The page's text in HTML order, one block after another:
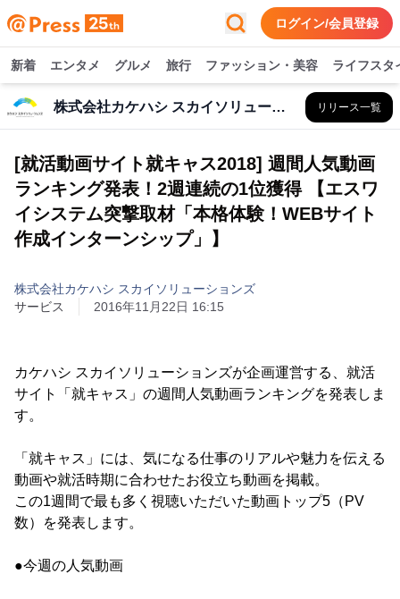
ログイン/会員登録
新着 エンタメ グルメ 旅行 ファッション・美容 ライフスタ
株式会社カケハシ スカイソリューションズ リリース一覧
[就活動画サイト就キャス2018] 週間人気動画
ランキング発表！2週連続の1位獲得 【エスワ
イシステム突撃取材「本格体験！WEBサイト
作成インターンシップ」】
株式会社カケハシ スカイソリューションズ
サービス
2016年11月22日 16:15
カケハシ スカイソリューションズが企画運営する、就活
サイト「就キャス」の週間人気動画ランキングを発表しま
す。
「就キャス」には、気になる仕事のリアルや魅力を伝える
動画や就活時期に合わせたお役立ち動画を掲載。
この1週間で最も多く視聴いただいた動画トップ5（PV
数）を発表します。
●今週の人気動画